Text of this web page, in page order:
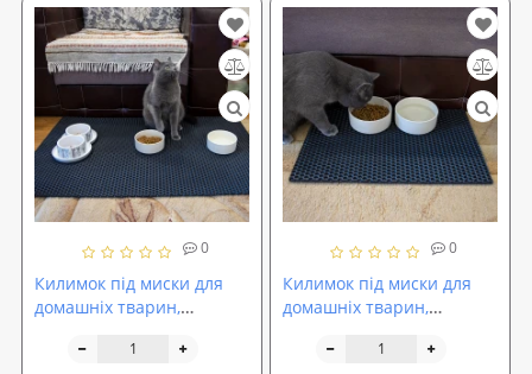
0
Килимок під миски для
домашніх тварин,
котів 100х60 см OSPORT
0
Килимок під миски для
домашніх тварин,
котів 50х30 см OSPORT (R-